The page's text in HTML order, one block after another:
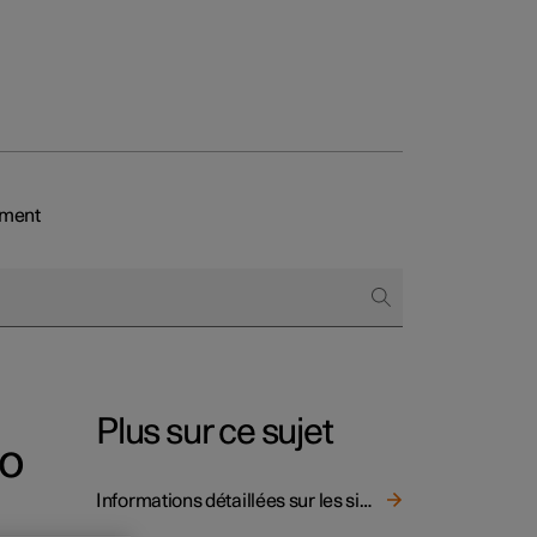
en nature
Plus sur ce sujet
Informations détaillées sur les sièges pour enfant